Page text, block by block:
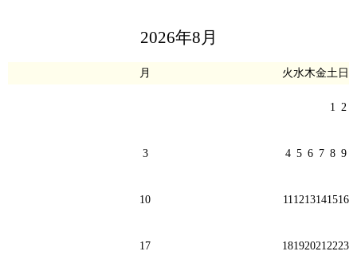
2026年8月
月 火水木金土 日
1 2
3 4 5 6 7 8 9
10 111213141516
17 181920212223